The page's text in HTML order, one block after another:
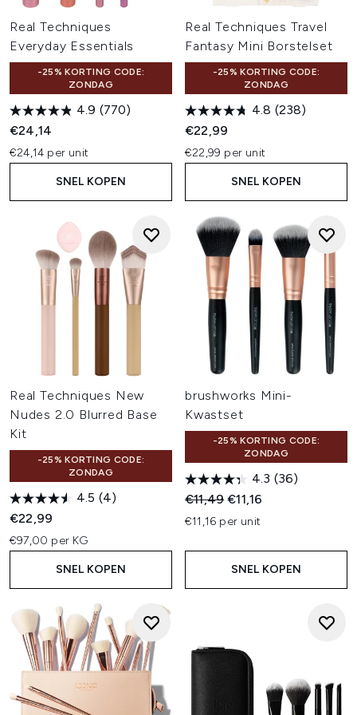
Real Techniques
Everyday Essentials
-25% KORTING CODE:
ZONDAG
4.9 (770)
€24,14
€24,14 per unit
SNEL KOPEN
Real Techniques Travel
Fantasy Mini Borstelset
-25% KORTING CODE:
ZONDAG
4.8 (238)
€22,99
€22,99 per unit
SNEL KOPEN
Real Techniques New
Nudes 2.0 Blurred Base
Kit
-25% KORTING CODE:
ZONDAG
4.5 (4)
€22,99
€97,00 per KG
SNEL KOPEN
brushworks Mini-
Kwastset
-25% KORTING CODE:
ZONDAG
4.3 (36)
Recommended Retail Price:
€11,49Huidige prijs:
€11,16
€11,16 per unit
SNEL KOPEN